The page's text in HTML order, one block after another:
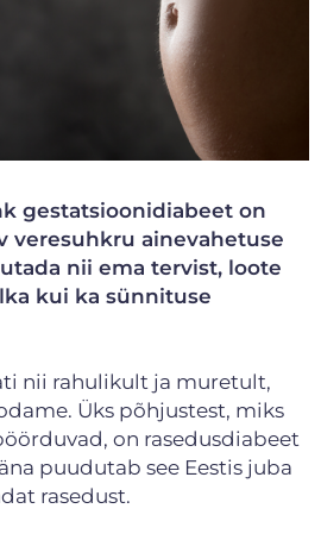
gestatsioonidiabeet on
veresuhkru ainevahetuse
nii ema tervist, loote
kui ka sünnituse
nii rahulikult ja muretult,
Üks põhjustest, miks
on rasedusdiabeet
puudutab see Eestis juba
rasedust.